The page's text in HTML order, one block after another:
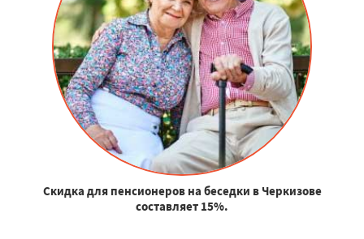
Скидка для пенсионеров на беседки в Черкизове
составляет 15%.